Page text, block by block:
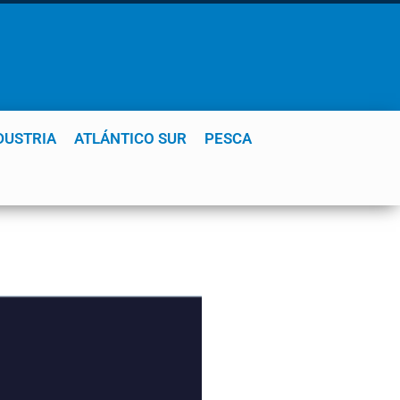
ATLÁNTICO SUR PESCA